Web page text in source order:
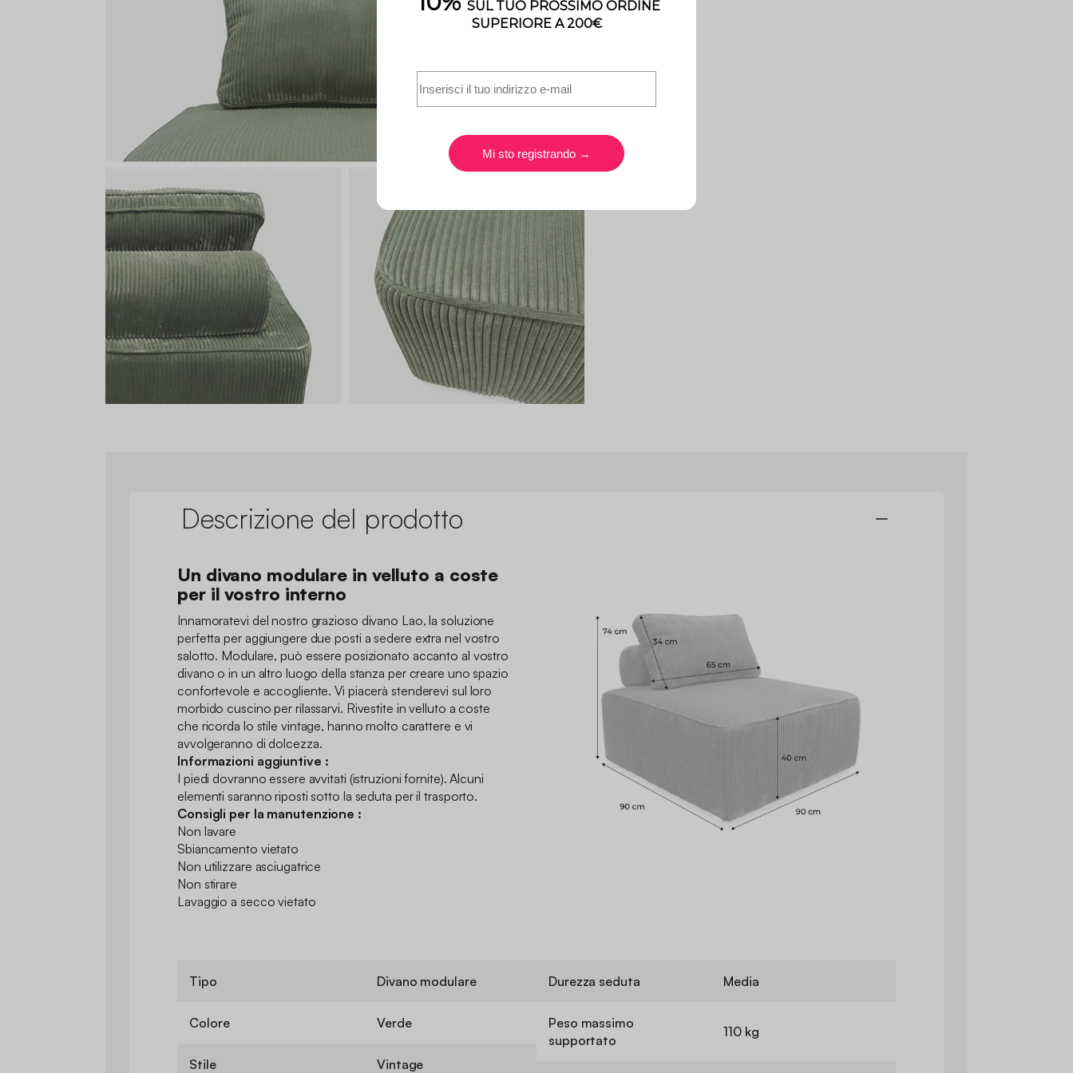
Descrizione del prodotto
Un divano modulare in velluto a coste
per il vostro interno
Innamoratevi del nostro grazioso divano Lao, la soluzione
perfetta per aggiungere due posti a sedere extra nel vostro
salotto. Modulare, può essere posizionato accanto al vostro
divano o in un altro luogo della stanza per creare uno spazio
confortevole e accogliente. Vi piacerà stenderevi sul loro
morbido cuscino per rilassarvi. Rivestite in velluto a coste
che ricorda lo stile vintage, hanno molto carattere e vi
avvolgeranno di dolcezza.
Informazioni aggiuntive :
I piedi dovranno essere avvitati (istruzioni fornite). Alcuni
elementi saranno riposti sotto la seduta per il trasporto.
Consigli per la manutenzione :
Non lavare
Sbiancamento vietato
Non utilizzare asciugatrice
Non stirare
Lavaggio a secco vietato
Tipo Divano modulare
Colore Verde
Stile Vintage
Durezza seduta Media
Peso massimo
supportato
110 kg